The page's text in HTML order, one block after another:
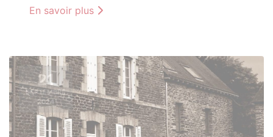
En savoir plus
21
SEPTEMBRE
2024